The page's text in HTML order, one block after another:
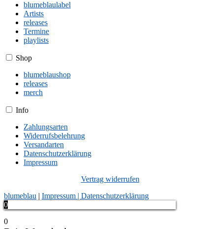
blumeblaulabel
Artists
releases
Termine
playlists
Shop
blumeblaushop
releases
merch
Info
Zahlungsarten
Widerrufsbelehrung
Versandarten
Datenschutzerklärung
Impressum
Vertrag widerrufen
blumeblau | Impressum | Datenschutzerklärung
0
0